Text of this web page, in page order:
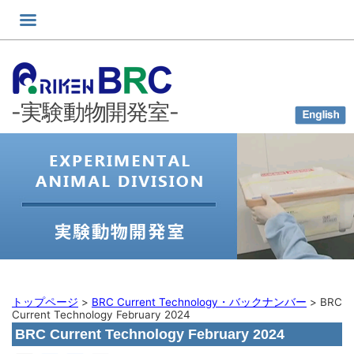
へ
ッ
プ
-実験動物開発室-
トップページ > BRC Current Technology・バックナンバー > BRC
Current Technology February 2024
BRC Current Technology February 2024